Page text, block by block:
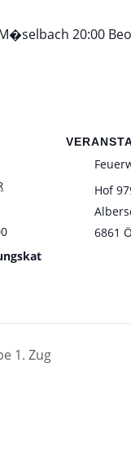
20:00
Hof
6861
1. Zug